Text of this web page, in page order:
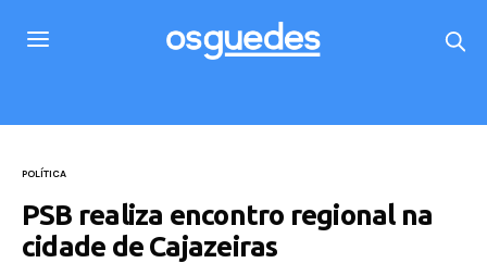
POLÍTICA
PSB realiza encontro regional na
cidade de Cajazeiras